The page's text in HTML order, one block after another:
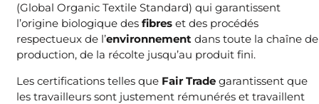
(Global Organic Textile Standard) qui garantissent
l’origine biologique des fibres et des procédés
respectueux de l’environnement dans toute la chaîne de
production, de la récolte jusqu’au produit fini.
Les certifications telles que Fair Trade garantissent que
les travailleurs sont justement rémunérés et travaillent